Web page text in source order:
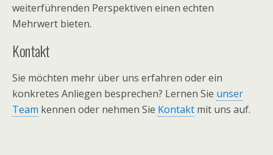
weiterführenden Perspektiven einen echten
Mehrwert bieten.
Kontakt
Sie möchten mehr über uns erfahren oder ein
konkretes Anliegen besprechen? Lernen Sie unser
Team kennen oder nehmen Sie Kontakt mit uns auf.